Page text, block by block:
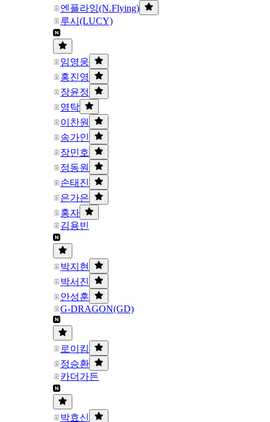
엔플라잉(N.Flying)
루시(LUCY)
임영웅
홍진영
장윤정
영탁
이찬원
송가인
장민호
정동원
손태진
은가은
홍자
김용빈
박지현
박서진
안성훈
G-DRAGON(GD)
로이킴
정승환
카더가든
박효신